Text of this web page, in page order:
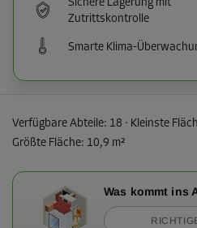
Sichere Lagerung mit
Zutrittskontrolle
Smarte Klima-
Verfügbare Abteile: 18 · Kleinste
Größte Fläche: 10,9 m²
Was kommt ins